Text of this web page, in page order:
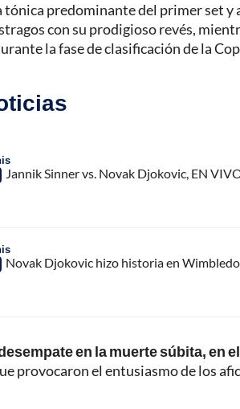
tónica predominante del primer set
con su prodigioso revés,
la fase de clasificación de la
Jannik Sinner vs. Novak Djokovic, EN
Novak Djokovic hizo historia en
en la muerte súbita, en
provocaron el entusiasmo de los